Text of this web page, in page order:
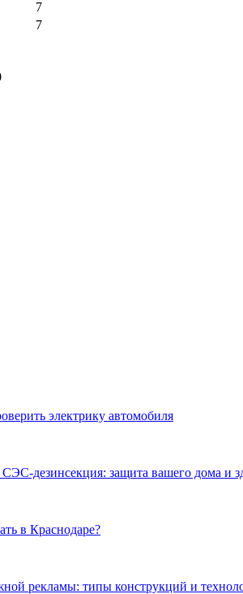
7
7
электрику автомобиля
дезинсекция: защита вашего дома и
в Краснодаре?
рекламы: типы конструкций и